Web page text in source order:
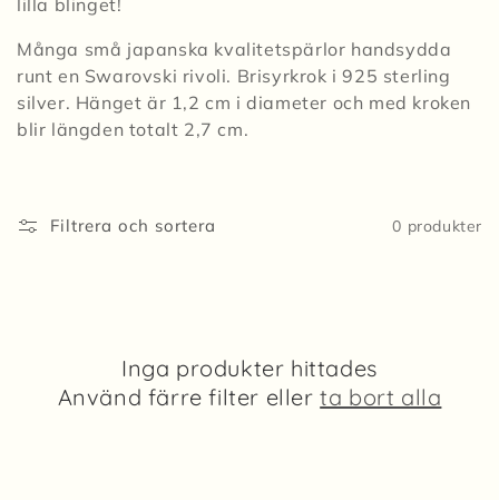
d
u
k
s
lilla blinget!
Många små japanska kvalitetspärlor handsydda
runt en Swarovski rivoli. Brisyrkrok i 925 sterling
silver. Hänget är 1,2 cm i diameter och med kroken
blir längden totalt 2,7 cm.
Filtrera och sortera 0 produkter
Inga produkter hittades
Använd färre filter ellerta bort alla